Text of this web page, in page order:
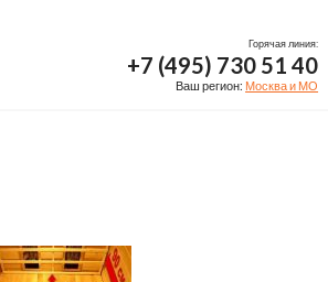
Горячая линия:
+7 (495) 730 51 40
Ваш регион: Москва и МО